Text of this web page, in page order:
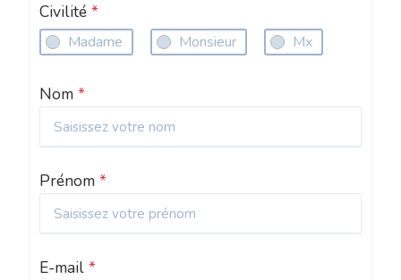
Civilité *
Madame Monsieur Mx
Nom *
Prénom *
E-mail *